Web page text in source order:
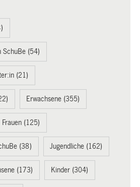
SchuBe (54)
(21)
Erwachsene (355)
Frauen (125)
(38) Jugendliche (162)
(173) Kinder (304)